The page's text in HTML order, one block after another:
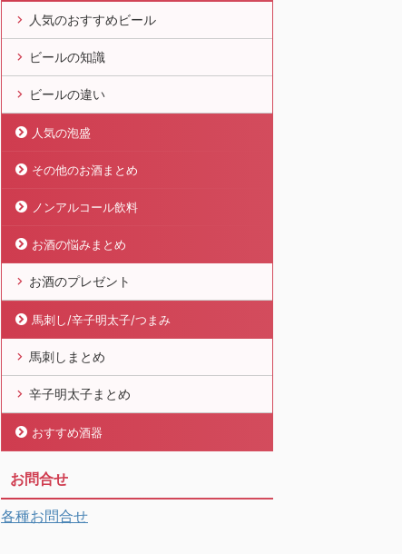
人気のおすすめビール
ビールの知識
ビールの違い
人気の泡盛
その他のお酒まとめ
ノンアルコール飲料
お酒の悩みまとめ
お酒のプレゼント
馬刺し/辛子明太子/つまみ
馬刺しまとめ
辛子明太子まとめ
おすすめ酒器
お問合せ
各種お問合せ